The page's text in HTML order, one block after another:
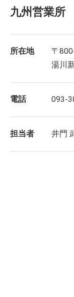
九州営業所
所在地
〒
湯川
電話 093-
担当者 井門